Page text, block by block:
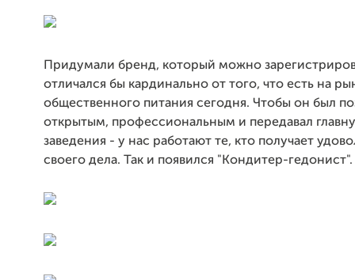
Придумали бренд, который можно
отличался бы кардинально от того, что есть на
общественного питания сегодня. Чтобы он был
открытым, профессиональным и передавал
заведения - у нас работают те, кто получает
своего дела. Так и появился "Кондитер-гедонист".